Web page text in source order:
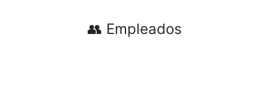
👥 Empleados